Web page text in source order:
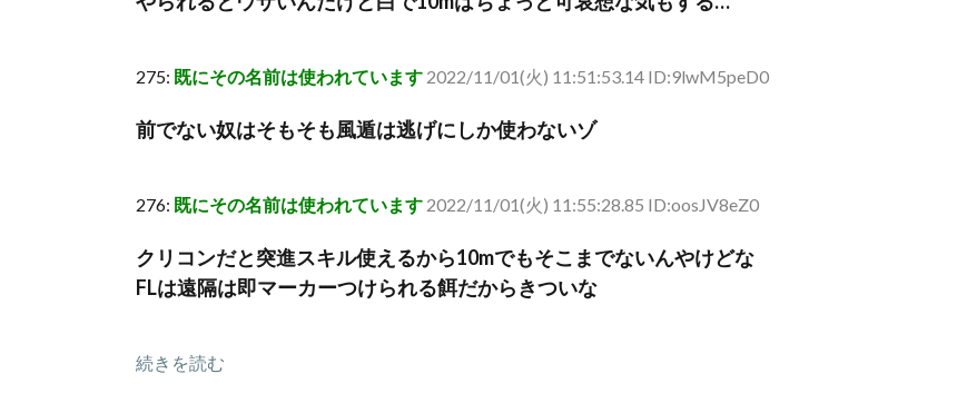
275: 既にその名前は使われています 2022/11/01(火) 11:51:53.14 ID:9lwM5peD0
前でない奴はそもそも風遁は逃げにしか使わないゾ
276: 既にその名前は使われています 2022/11/01(火) 11:55:28.85 ID:oosJV8eZ0
クリコンだと突進スキル使えるから10mでもそこまでないんやけどな
FLは遠隔は即マーカーつけられる餌だからきついな
続きを読む